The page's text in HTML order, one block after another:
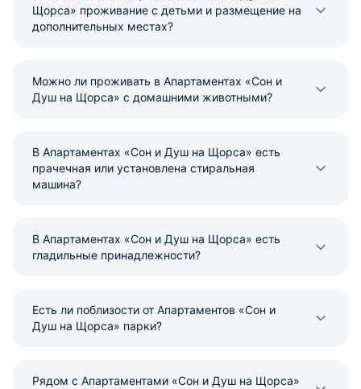
Щорса» проживание с детьми и размещение на
дополнительных местах?
Можно ли проживать в Апартаментах «Сон и
Душ на Щорса» с домашними животными?
В Апартаментах «Сон и Душ на Щорса» есть
прачечная или установлена стиральная
машина?
В Апартаментах «Сон и Душ на Щорса» есть
гладильные принадлежности?
Есть ли поблизости от Апартаментов «Сон и
Душ на Щорса» парки?
Рядом с Апартаментами «Сон и Душ на Щорса»